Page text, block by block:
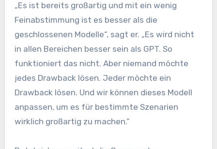
„Es ist bereits großartig und mit ein wenig
Feinabstimmung ist es besser als die
geschlossenen Modelle“, sagt er. „Es wird nicht
in allen Bereichen besser sein als GPT. So
funktioniert das nicht. Aber niemand möchte
jedes Drawback lösen. Jeder möchte ein
Drawback lösen. Und wir können dieses Modell
anpassen, um es für bestimmte Szenarien
wirklich großartig zu machen.“